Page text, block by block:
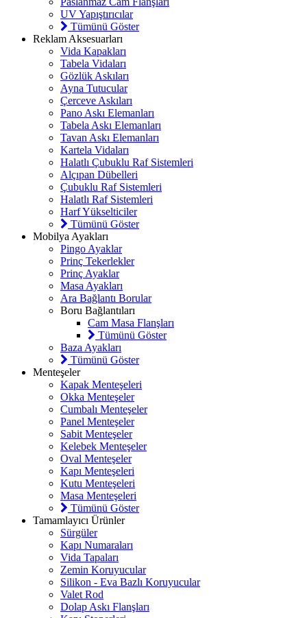
UV Yapıştırıcılar
Tümünü Göster
Reklam Aksesuarları
Vida Kapakları
Tabela Vidaları
Gözlük Askıları
Ayna Tutucular
Çerceve Askıları
Pano Askı Elemanları
Tabela Askı Elemanları
Tavan Askı Elemanları
Kartela Vidaları
Halatlı Çubuklu Raf Sistemleri
Alçıpan Dübelleri
Çubuklu Raf Sistemleri
Halatlı Raf Sistemleri
Harf Yükselticiler
Tümünü Göster
Mobilya Ayakları
Pingo Ayaklar
Prinç Tekerlekler
Prinç Ayaklar
Masa Ayakları
Ara Bağlantı Borular
Boru Bağlantıları
Cam Masa Flanşları
Tümünü Göster
Baza Ayakları
Tümünü Göster
Menteşeler
Kapak Menteşeleri
Okka Menteşeler
Cumbalı Menteşeler
Panel Menteşeler
Sabit Menteşeler
Kelebek Menteşeler
Oval Menteşeler
Kapı Menteşeleri
Kutu Menteşeleri
Masa Menteşeleri
Tümünü Göster
Tamamlayıcı Ürünler
Sürgüler
Kapı Numaraları
Vida Tapaları
Zemin Koruyucular
Silikon - Eva Bazlı Koruyucular
Valet Rod
Dolap Askı Flanşları